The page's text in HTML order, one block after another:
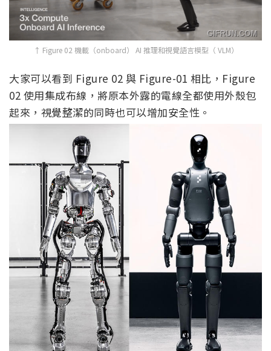
↑ Figure 02 機載（onboard） AI 推理和視覺語言模型（ VLM）
大家可以看到 Figure 02 與 Figure-01 相比，Figure
02 使用集成布線，將原本外露的電線全都使用外殼包
起來，視覺整潔的同時也可以增加安全性。